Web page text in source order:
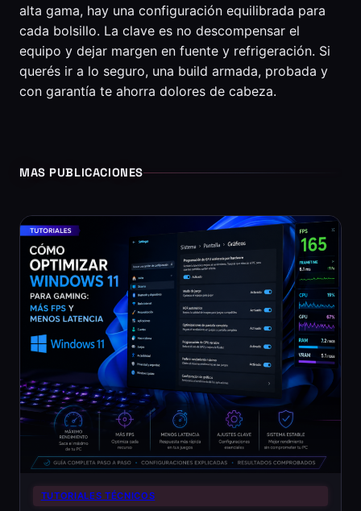
alta gama, hay una configuración equilibrada para
cada bolsillo. La clave es no descompensar el
equipo y dejar margen en fuente y refrigeración. Si
querés ir a lo seguro, una build armada, probada y
con garantía te ahorra dolores de cabeza.
MAS PUBLICACIONES
TUTORIALES TÉCNICOS